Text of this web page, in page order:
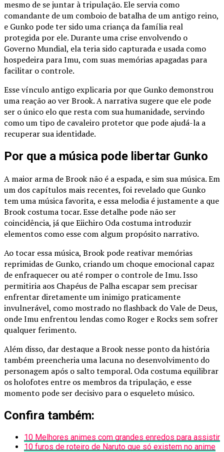
mesmo de se juntar à tripulação. Ele servia como
comandante de um comboio de batalha de um antigo reino,
e Gunko pode ter sido uma criança da família real
protegida por ele. Durante uma crise envolvendo o
Governo Mundial, ela teria sido capturada e usada como
hospedeira para Imu, com suas memórias apagadas para
facilitar o controle.
Esse vínculo antigo explicaria por que Gunko demonstrou
uma reação ao ver Brook. A narrativa sugere que ele pode
ser o único elo que resta com sua humanidade, servindo
como um tipo de cavaleiro protetor que pode ajudá-la a
recuperar sua identidade.
Por que a música pode libertar Gunko
A maior arma de Brook não é a espada, e sim sua música. Em
um dos capítulos mais recentes, foi revelado que Gunko
tem uma música favorita, e essa melodia é justamente a que
Brook costuma tocar. Esse detalhe pode não ser
coincidência, já que Eiichiro Oda costuma introduzir
elementos como esse com algum propósito narrativo.
Ao tocar essa música, Brook pode reativar memórias
reprimidas de Gunko, criando um choque emocional capaz
de enfraquecer ou até romper o controle de Imu. Isso
permitiria aos Chapéus de Palha escapar sem precisar
enfrentar diretamente um inimigo praticamente
invulnerável, como mostrado no flashback do Vale de Deus,
onde Imu enfrentou lendas como Roger e Rocks sem sofrer
qualquer ferimento.
Além disso, dar destaque a Brook nesse ponto da história
também preencheria uma lacuna no desenvolvimento do
personagem após o salto temporal. Oda costuma equilibrar
os holofotes entre os membros da tripulação, e esse
momento pode ser decisivo para o esqueleto músico.
Confira também:
10 Melhores animes com grandes enredos para assistir
10 furos de roteiro de Naruto que só existem no anime